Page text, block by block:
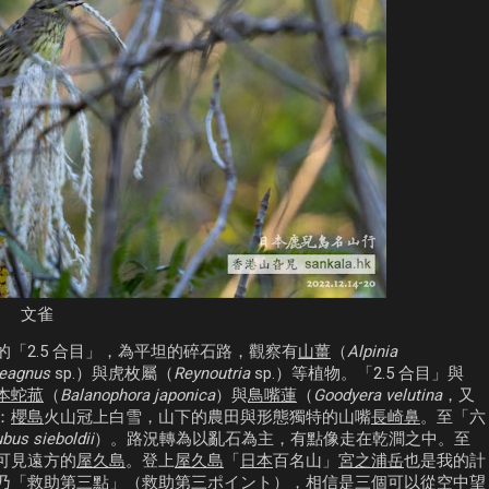
文雀
2.5 合目」，為平坦的碎石路，觀察有山薑 （Alpinia
sp.）與虎枚屬（Reynoutriasp.）等植物。「2.5 合目」與
蛇菰 （Balanophora japonica）與鳥嘴蓮 （ Goodyera velutina，又
櫻島火山冠上白雪，山下的農田與形態獨特的山嘴長崎鼻。至「六
sieboldii）。路況轉為以亂石為主，有點像走在乾澗之中。至
見遠方的屋久島。登上屋久島 「 日本百名山」 宮之浦岳也是我的計
「救助第三點」（救助第三ポイント），相信是三個可以從空中望